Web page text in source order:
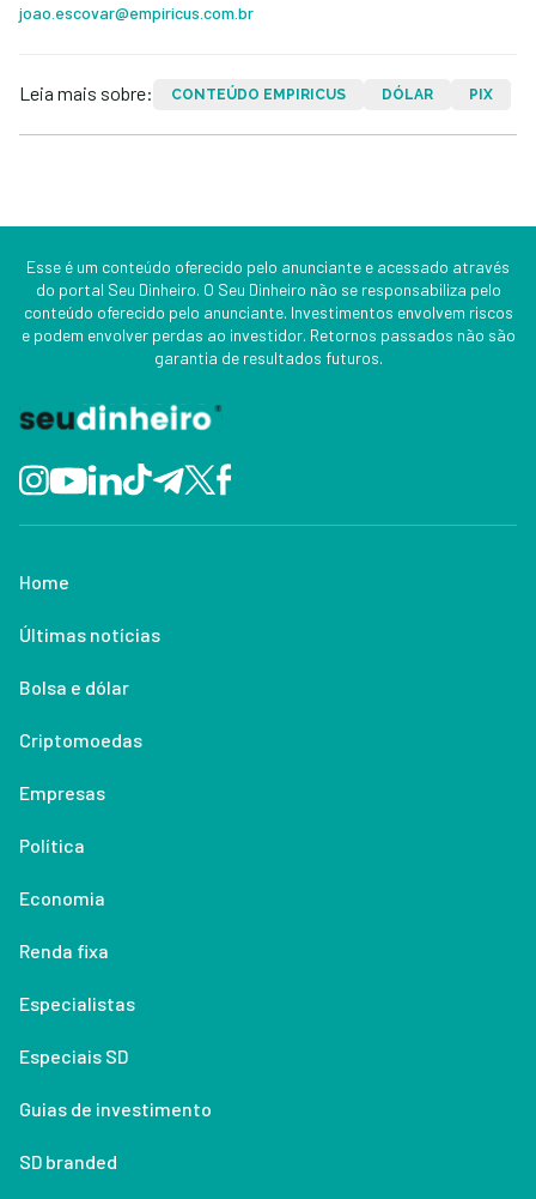
joao.escovar@empiricus.com.br
Leia mais sobre: CONTEÚDO EMPIRICUS DÓLAR PIX
Esse é um conteúdo oferecido pelo anunciante e acessado através
do portal Seu Dinheiro. O Seu Dinheiro não se responsabiliza pelo
conteúdo oferecido pelo anunciante. Investimentos envolvem riscos
e podem envolver perdas ao investidor. Retornos passados não são
garantia de resultados futuros.
Home
Últimas notícias
Bolsa e dólar
Criptomoedas
Empresas
Política
Economia
Renda fixa
Especialistas
Especiais SD
Guias de investimento
SD branded